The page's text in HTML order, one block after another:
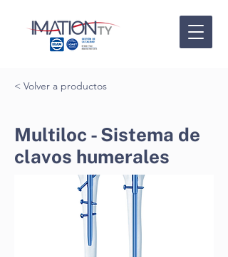
< Volver a productos
Multiloc - Sistema de
clavos humerales